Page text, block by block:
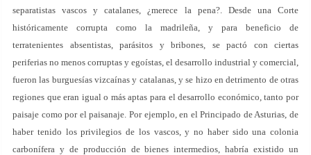
separatistas vascos y catalanes, ¿merece la pena?. Desde una Corte
históricamente corrupta como la madrileña, y para beneficio de
terratenientes absentistas, parásitos y bribones, se pactó con ciertas
periferias no menos corruptas y egoístas, el desarrollo industrial y comercial,
fueron las burguesías vizcaínas y catalanas, y se hizo en detrimento de otras
regiones que eran igual o más aptas para el desarrollo económico, tanto por
paisaje como por el paisanaje. Por ejemplo, en el Principado de Asturias, de
haber tenido los privilegios de los vascos, y no haber sido una colonia
carbonífera y de producción de bienes intermedios, habría existido un